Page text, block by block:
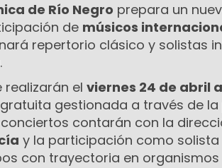
de Río Negro prepara un
de músicos
repertorio clásico y solistas
.
realizarán el viernes 24 de abril a
gestionada a través de la
contarán con la
y la participación como
con trayectoria en